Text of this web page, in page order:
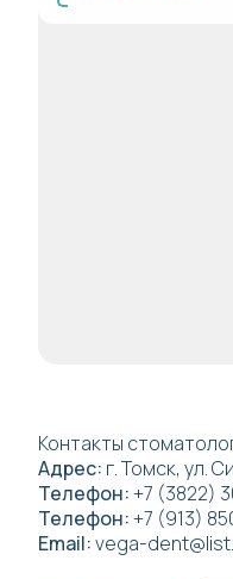
Контакты
Адрес: г. Томск, ул.
Телефон:+7 (3822)
Телефон:+7 (913)
Email:vega-